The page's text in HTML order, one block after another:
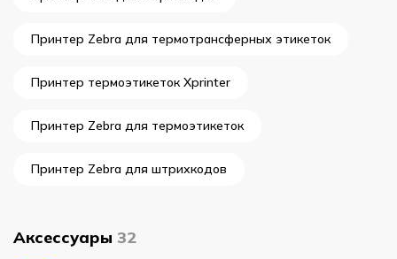
Принтер Zebra для термотрансферных этикеток
Принтер термоэтикеток Xprinter
Принтер Zebra для термоэтикеток
Принтер Zebra для штрихкодов
Аксессуары 32